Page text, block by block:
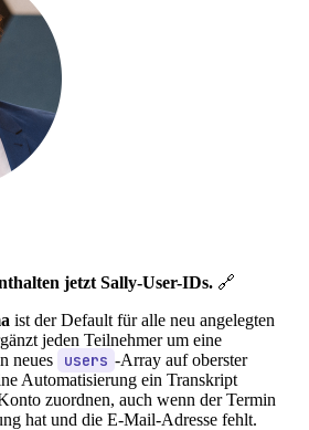
jetzt Sally-User-IDs. 🔗
ist der Default für alle neu angelegten
jeden Teilnehmer um eine
neues users -Array auf oberster
Automatisierung ein Transkript
zuordnen, auch wenn der Termin
hat und die E-Mail-Adresse fehlt.